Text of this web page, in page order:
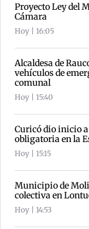
Proyecto Ley del
Cámara
Hoy | 16:05
Alcaldesa de
vehículos de
comunal
Hoy | 15:40
Curicó dio inicio
obligatoria en la
Hoy | 15:15
Municipio de
colectiva en
Hoy | 14:53